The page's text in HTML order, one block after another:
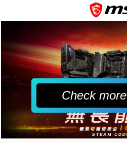
Check more